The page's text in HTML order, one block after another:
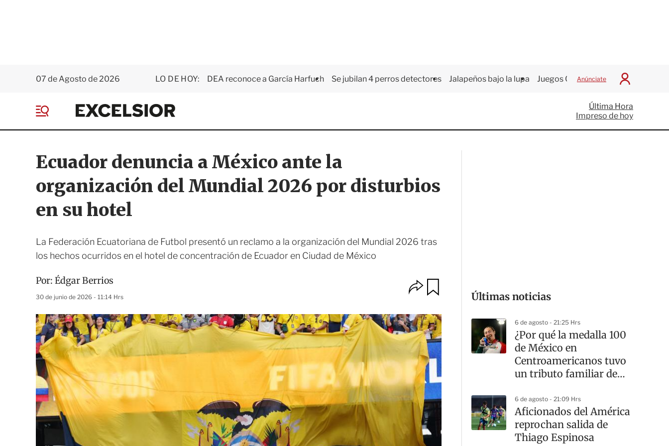
07 de Agosto de 2026 LO DE HOY: DEA reconoce a García Harfuch Se jubilan 4 perros detectores Jalapeños bajo la lupa Juegos Centroamericanos
Anúnciate
I
c
i
a
E
x
e
i
o
r
e
Última Hora
Impreso de hoy
Ecuador denuncia a México ante la
organización del Mundial 2026 por disturbios
en su hotel
La Federación Ecuatoriana de Futbol presentó un reclamo a la organización del Mundial 2026 tras
los hechos ocurridos en el hotel de concentración de Ecuador en Ciudad de México
Por: Édgar Berrios
30 de junio de 2026 - 11:14 Hrs
O
p
o
n
e
s
d
e
c
o
m
p
a
r
t
i
d
r
Últimas noticias
6 de agosto - 21:25 Hrs
¿Por qué la medalla 100
de México en
Centroamericanos tuvo
un tributo familiar de
6 de agosto - 21:09 Hrs
Aficionados del América
reprochan salida de
Thiago Espinosa